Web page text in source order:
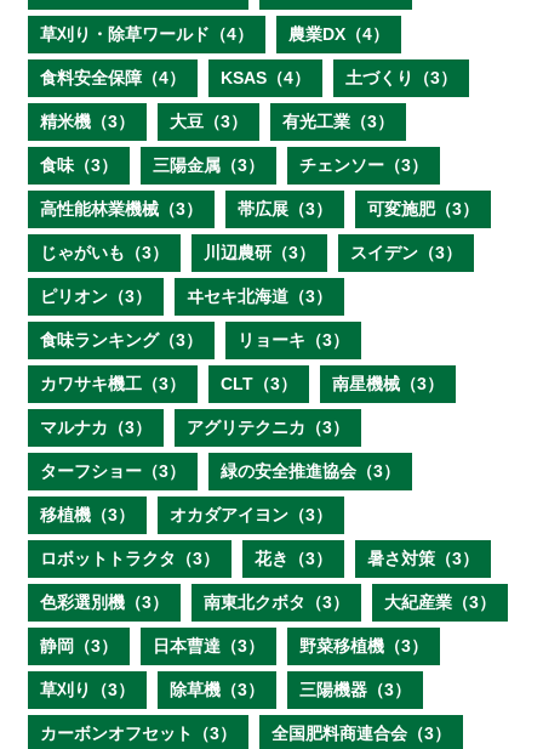
草刈り・除草ワールド（4） 農業DX（4）
食料安全保障（4） KSAS（4） 土づくり（3）
精米機（3） 大豆（3） 有光工業（3）
食味（3） 三陽金属（3） チェンソー（3）
高性能林業機械（3） 帯広展（3） 可変施肥（3）
じゃがいも（3） 川辺農研（3） スイデン（3）
ピリオン（3） ヰセキ北海道（3）
食味ランキング（3） リョーキ（3）
カワサキ機工（3） CLT（3） 南星機械（3）
マルナカ（3） アグリテクニカ（3）
ターフショー（3） 緑の安全推進協会（3）
移植機（3） オカダアイヨン（3）
ロボットトラクタ（3） 花き（3） 暑さ対策（3）
色彩選別機（3） 南東北クボタ（3） 大紀産業（3）
静岡（3） 日本曹達（3） 野菜移植機（3）
草刈り（3） 除草機（3） 三陽機器（3）
カーボンオフセット（3） 全国肥料商連合会（3）